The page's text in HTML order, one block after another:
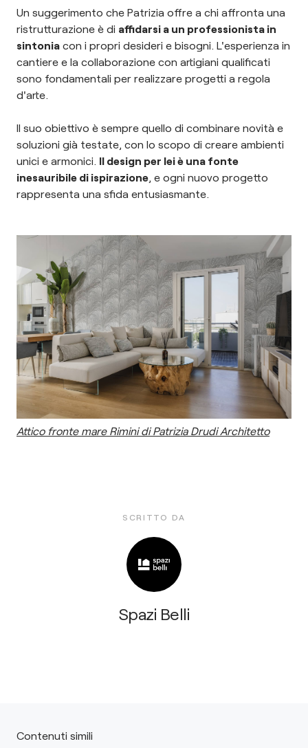
Un suggerimento che Patrizia offre a chi affronta una
ristrutturazione è di affidarsi a un professionista in
sintonia con i propri desideri e bisogni. L'esperienza in
cantiere e la collaborazione con artigiani qualificati
sono fondamentali per realizzare progetti a regola
d'arte.
Il suo obiettivo è sempre quello di combinare novità e
soluzioni già testate, con lo scopo di creare ambienti
unici e armonici. Il design per lei è una fonte
inesauribile di ispirazione, e ogni nuovo progetto
rappresenta una sfida entusiasmante.
Attico fronte mare Rimini di Patrizia Drudi Architetto
SCRITTO DA
Spazi Belli
Contenuti simili